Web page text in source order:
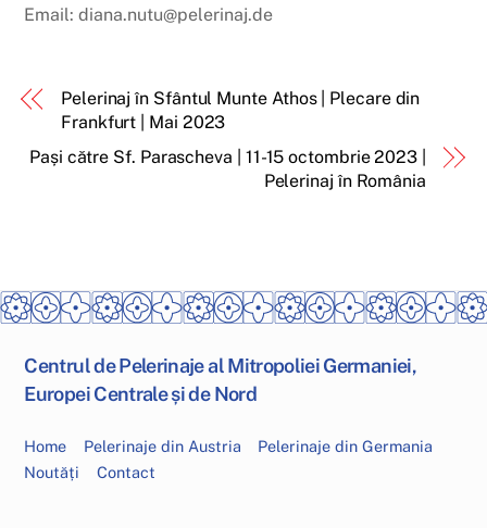
Email: diana.nutu@pelerinaj.de
Pelerinaj în Sfântul Munte Athos | Plecare din
Frankfurt | Mai 2023
Pași către Sf. Parascheva | 11-15 octombrie 2023 |
Pelerinaj în România
Centrul de Pelerinaje al Mitropoliei Germaniei,
Europei Centrale și de Nord
Home Pelerinaje din Austria
Pelerinaje din Germania
Noutăți
Contact